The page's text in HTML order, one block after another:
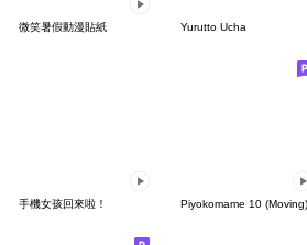
微笑暑假動漫貼紙 Yurutto Ucha
手機女孩回來啦！ Piyokomame 10 (Moving)